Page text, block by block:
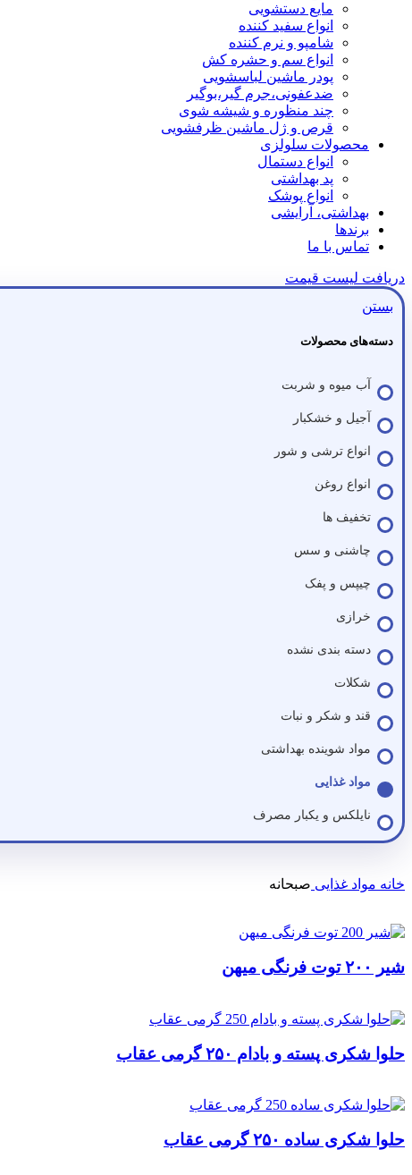
مایع دستشویی
انواع سفید کننده
شامپو و نرم کننده
انواع سم و حشره کش
پودر ماشین لباسشویی
ضدعفونی،جرم گیر،بوگیر
چند منظوره و شیشه شوی
قرص و ژل ماشین ظرفشویی
محصولات سلولزی
انواع دستمال
پد بهداشتی
انواع پوشک
بهداشتی، آرایشی
برندها
تماس با ما
دریافت لیست قیمت
بستن
دسته‌های محصولات
آب میوه و شربت
آجیل و خشکبار
انواع ترشی و شور
انواع روغن
تخفیف ها
چاشنی و سس
چیپس و پفک
خرازی
دسته بندی نشده
شکلات
قند و شکر و نبات
مواد شوینده بهداشتی
مواد غذایی
نایلکس و یکبار مصرف
خانه مواد غذایی صبحانه
شیر ۲۰۰ توت فرنگی میهن
حلوا شکری پسته و بادام ۲۵۰ گرمی عقاب
حلوا شکری ساده ۲۵۰ گرمی عقاب